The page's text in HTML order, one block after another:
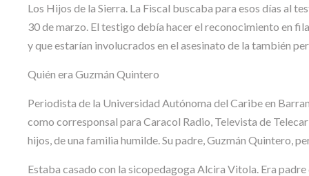
Los Hijos de la Sierra. La Fiscal buscaba para esos días al
30 de marzo. El testigo debía hacer el reconocimiento en
y que estarían involucrados en el asesinato de la también
Quién era Guzmán Quintero
Periodista de la Universidad Autónoma del Caribe en
como corresponsal para Caracol Radio, Televista de
hijos, de una familia humilde. Su padre, Guzmán Quintero,
Estaba casado con la sicopedagoga Alcira Vitola. Era